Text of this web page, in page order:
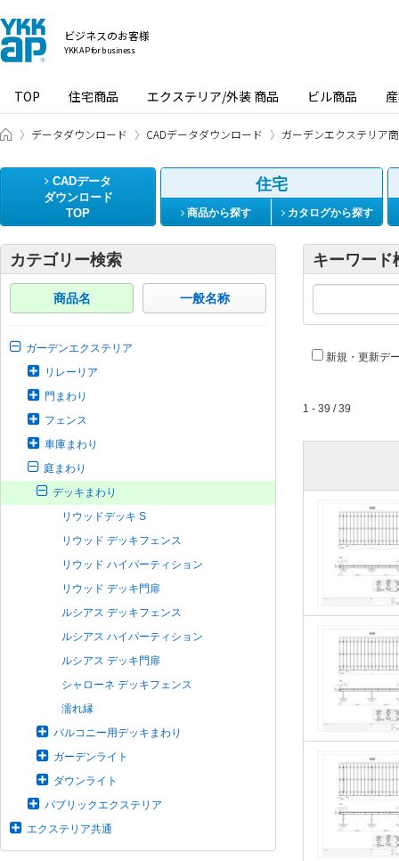
ビジネスのお客様
YKK AP for business
TOP 住宅商品 エクステリア/外装 商品 ビル商品
ビジネスのお客様 HOME
データダウンロード CADデータダウンロード ガーデンエクステリア
CADデータ
ダウンロード
TOP
住宅
商品から探す カタログから探す
カテゴリー検索
商品名 一般名称
ガーデンエクステリア
リレーリア
門まわり
フェンス
車庫まわり
庭まわり
デッキまわり
リウッドデッキ S
リウッド デッキフェンス
リウッド ハイパーティション
リウッド デッキ門扉
ルシアス デッキフェンス
ルシアス ハイパーティション
ルシアス デッキ門扉
シャローネ デッキフェンス
濡れ縁
バルコニー用デッキまわり
ガーデンライト
ダウンライト
パブリックエクステリア
エクステリア共通
キーワード
新規・更新デ
1 - 39 / 39